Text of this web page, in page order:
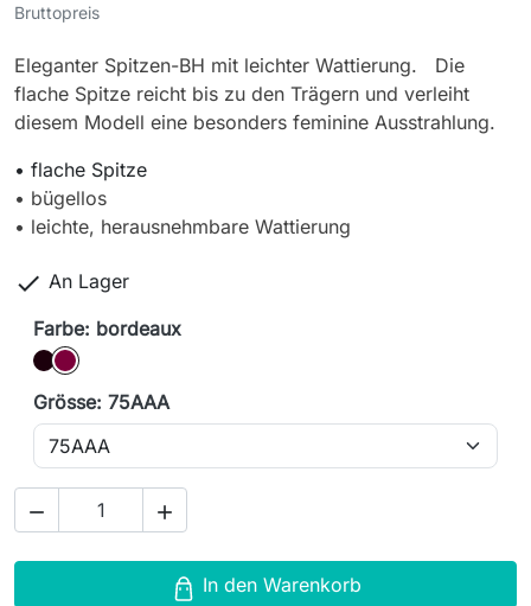
Bruttopreis
Eleganter Spitzen-BH mit leichter Wattierung. Die
flache Spitze reicht bis zu den Trägern und verleiht
diesem Modell eine besonders feminine Ausstrahlung.
• flache Spitze
• bügellos
• leichte, herausnehmbare Wattierung
 An Lager
Farbe: bordeaux
Schwarz
bordeaux
Grösse: 75AAA
 
In den Warenkorb